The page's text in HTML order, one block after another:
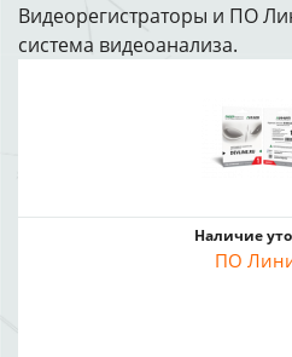
Видеорегистраторы и ПО
система видеоанализа.
Наличие
ПО